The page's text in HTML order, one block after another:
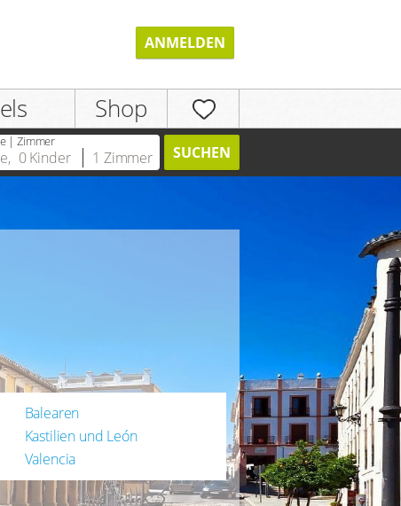
ANMELDEN
Shop
| Zimmer
, 0 Kinder 1 Zimmer SUCHEN
Balearen
Kastilien und León
Valencia